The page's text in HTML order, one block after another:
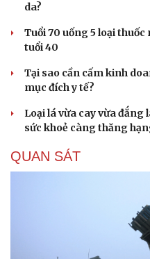
da?
Tuổi 70 uống 5 loại
tuổi 40
Tại sao cần cấm kinh
mục đích y tế?
Loại lá vừa cay vừa đắng
sức khoẻ càng thăng
QUAN SÁT